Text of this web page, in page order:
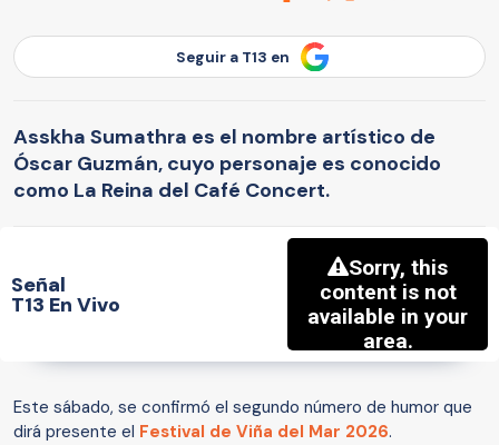
Seguir a T13 en
Asskha Sumathra es el nombre artístico de
Óscar Guzmán, cuyo personaje es conocido
como La Reina del Café Concert.
Señal
T13 En Vivo
Este sábado, se confirmó el segundo número de humor que
dirá presente el Festival de Viña del Mar 2026.